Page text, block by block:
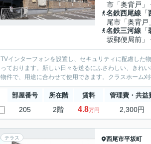
市「奥背戸」
名鉄西尾線 「
尾市「奥背戸
名鉄三河線 「
坂郵便局前」
TVインターフォンを設置し、セキュリティに配慮した
っております。新しい日々を送るにふさわしい、きれ
物件で、用途に合わせて使用できます。クラスホーム
部屋番号 所在階 賃料 管理費・共益
205 2階 4.8万円 2,300円
テラス 西尾市平坂町